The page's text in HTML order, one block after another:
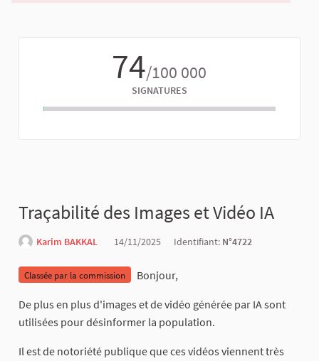
74/100 000
SIGNATURES
Traçabilité des Images et Vidéo IA
Karim BAKKAL 14/11/2025 Identifiant: N°4722
Classée par la commission Bonjour,
De plus en plus d'images et de vidéo générée par IA sont
utilisées pour désinformer la population.
Il est de notoriété publique que ces vidéos viennent très